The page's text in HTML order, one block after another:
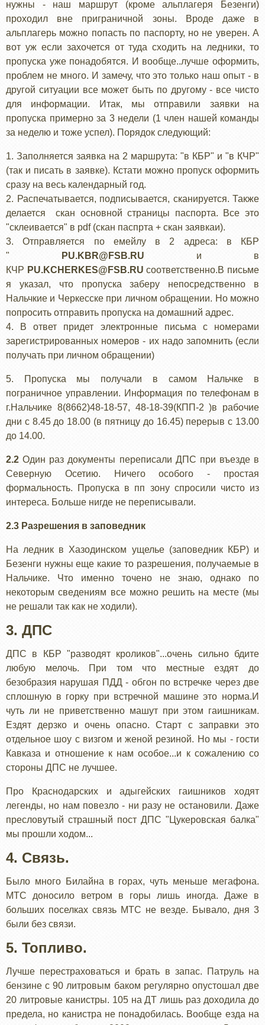
нужны - наш маршрут (кроме альплагеря Безенги)
проходил вне приграничной зоны. Вроде даже в
альплагерь можно попасть по паспорту, но не уверен. А
вот уж если захочется от туда сходить на ледники, то
пропуска уже понадобятся. И вообще..лучше оформить,
проблем не много. И замечу, что это только наш опыт - в
другой ситуации все может быть по другому - все чисто
для информации. Итак, мы отправили заявки на
пропуска примерно за 3 недели (1 член нашей команды
за неделю и тоже успел). Порядок следующий:
1. Заполняется заявка на 2 маршрута: "в КБР" и "в КЧР"
(так и писать в заявке). Кстати можно пропуск оформить
сразу на весь календарный год.
2. Распечатывается, подписывается, сканируется. Также
делается скан основной страницы паспорта. Все это
"склеивается" в pdf (скан паспрта + скан заявкаи).
3. Отправляется по емейлу в 2 адреса: в КБР
"
PU.KBR@FSB.RU и в
КЧР PU.KCHERKES@FSB.RU соответственно.В письме
я указал, что пропуска заберу непосредственно в
Нальчкие и Черкесске при личном обращении. Но можно
попросить отправить пропуска на домашний адрес.
4. В ответ придет электронные письма с номерами
зарегистрированных номеров - их надо запомнить (если
получать при личном обращении)
5. Пропуска мы получали в самом Нальчке в
пограничное управлении. Информация по телефонам в
г.Нальчике 8(8662)48-18-57, 48-18-39(КПП-2 )в рабочие
дни с 8.45 до 18.00 (в пятницу до 16.45) перерыв с 13.00
до 14.00.
2.2Один раз документы переписали ДПС при въезде в
Северную Осетию. Ничего особого - простая
формальность. Пропуска в пп зону спросили чисто из
интереса. Больше нигде не переписывали.
2.3 Разрешения в заповедник
На ледник в Хазодинском ущелье (заповедник КБР) и
Безенги нужны еще какие то разрешения, получаемые в
Нальчике. Что именно точено не знаю, однако по
некоторым сведениям все можно решить на месте (мы
не решали так как не ходили).
3. ДПС
ДПС в КБР "разводят кроликов"...очень сильно бдите
любую мелочь. При том что местные ездят до
безобразия нарушая ПДД - обгон по встречке через две
сплошную в горку при встречной машине это норма.И
чуть ли не приветственно машут при этом гаишникам.
Ездят дерзко и очень опасно. Старт с заправки это
отдельное шоу с визгом и женой резиной. Но мы - гости
Кавказа и отношение к нам особое...и к сожалению со
стороны ДПС не лучшее.
Про Краснодарских и адыгейских гаишников ходят
легенды, но нам повезло - ни разу не остановили. Даже
пресловутый страшный пост ДПС "Цукеровская балка"
мы прошли ходом...
4. Связь.
Было много Билайна в горах, чуть меньше мегафона.
МТС доносило ветром в горы лишь иногда. Даже в
больших поселках связь МТС не везде. Бывало, дня 3
были без связи.
5. Топливо.
Лучше перестраховаться и брать в запас. Патруль на
бензине с 90 литровым баком регулярно опустошал две
20 литровые канистры. 105 на ДТ лишь раз доходила до
предела, но канистра не понадобилась. Вообще езда на